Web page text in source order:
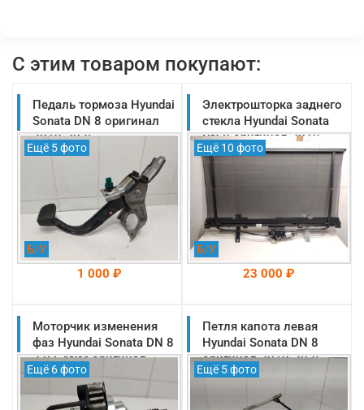
С этим товаром покупают:
Педаль тормоза Hyundai
Sonata DN 8 оригинал
2019-2025
(32800L1100)
Ещё 5 фото
Б/У
1 000 ₽
На складе: Раменское
-->
Электрошторка заднего
стекла Hyundai Sonata
DN 8 оригинал 2019-
2025 (85690L1000)
Ещё 10 фото
Б/У
23 000 ₽
На складе: Раменское
-->
Моторчик изменения
фаз Hyundai Sonata DN 8
2.0 G4NM оригинал
2019-2025
(394052E000)
Ещё 6 фото
Петля капота левая
Hyundai Sonata DN 8
оригинал 2019-2025
(66910L1000)
Ещё 5 фото